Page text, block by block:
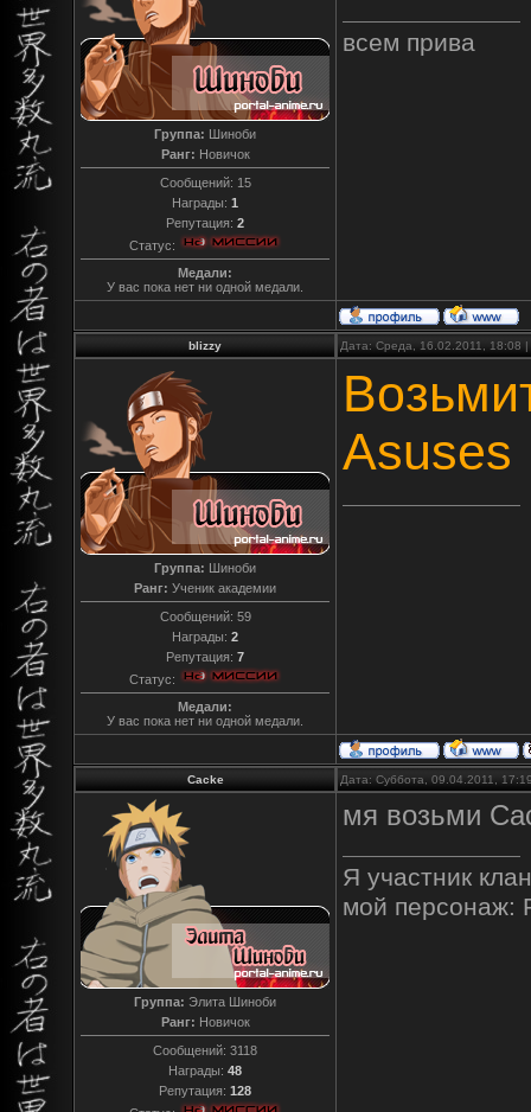
Группа: Шиноби
Ранг: Новичок
Сообщений: 15
Награды: 1
Репутация: 2
Статус:
Медали:
У вас пока нет ни одной медали.
всем прива
blizzy Дата: Среда, 16.02.2011, 18:08
Группа: Шиноби
Ранг: Ученик академии
Сообщений: 59
Награды: 2
Репутация: 7
Статус:
Медали:
У вас пока нет ни одной медали.
Asuses
Cacke Дата: Суббота, 09.04.2011,
Группа: Элита Шиноби
Ранг: Новичок
Сообщений: 3118
Награды: 48
Репутация: 128
мя возьми
Я участник
мой персонаж: